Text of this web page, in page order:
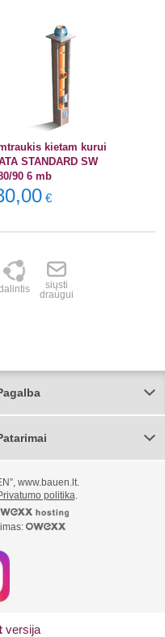
kietam kurui
STANDARD SW
90 6 mb
€
siųsti
draugui
www.bauen.lt.
politika.
versija